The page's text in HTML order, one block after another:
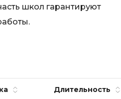
школ гарантируют
Длительность
Nginx
No-Code разработка
O